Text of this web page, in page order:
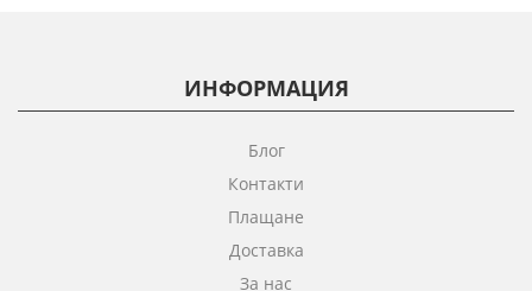
ИНФОРМАЦИЯ
Блог
Контакти
Плащане
Доставка
За нас